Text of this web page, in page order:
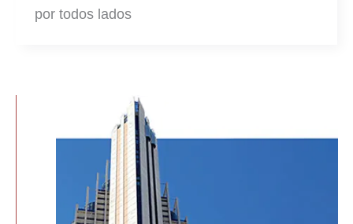
por todos lados